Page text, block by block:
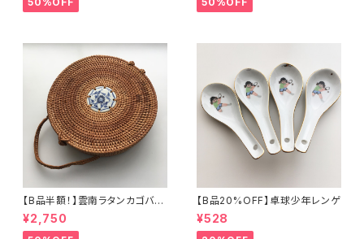
【B品半額！】雲南ラタンカゴバッ
グ
¥2,750
【B品20%OFF】卓球少年レンゲ
¥528